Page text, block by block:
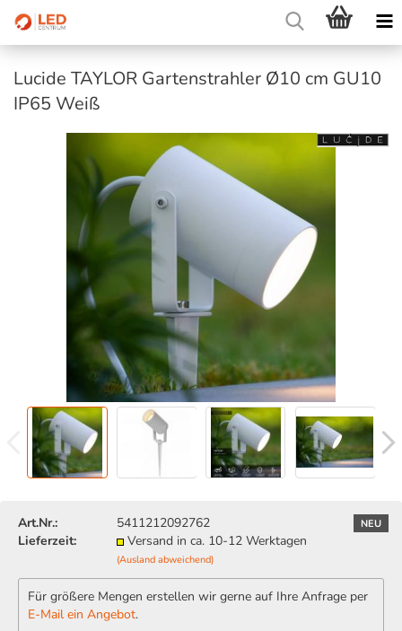
Lucide TAYLOR Gartenstrahler Ø10 cm GU10
IP65 Weiß
NEU
Art.Nr.:
5411212092762
Lieferzeit:
Versand in ca. 10-12 Werktagen
(Ausland abweichend)
Für größere Mengen erstellen wir gerne auf Ihre Anfrage per
E-Mail ein Angebot.